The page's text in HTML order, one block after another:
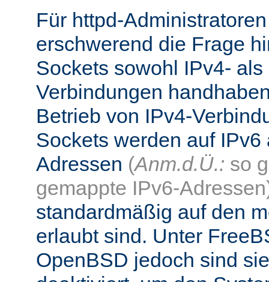
Für httpd-
erschwerend die Frage
Sockets sowohl IPv4-
Verbindungen
Betrieb von IPv4-
Sockets werden auf
Adressen (Anm.d.Ü.: so
gemappte IPv6-
standardmäßig auf den
erlaubt sind. Unter
OpenBSD jedoch sind